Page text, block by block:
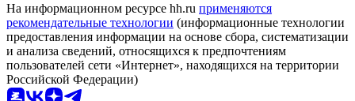
На информационном ресурсе hh.ru применяются
рекомендательные технологии (информационные технологии
предоставления информации на основе сбора, систематизации
и анализа сведений, относящихся к предпочтениям
пользователей сети «Интернет», находящихся на территории
Российской Федерации)